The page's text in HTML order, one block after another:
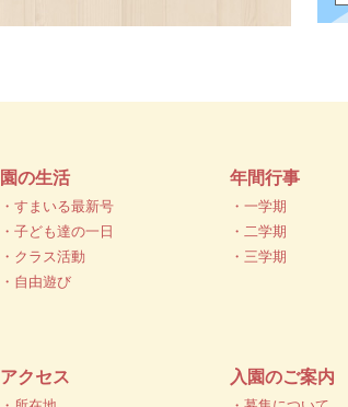
園の生活
・すまいる最新号
・子ども達の一日
・クラス活動
・自由遊び
年間行事
・一学期
・二学期
・三学期
アクセス 入園のご案内